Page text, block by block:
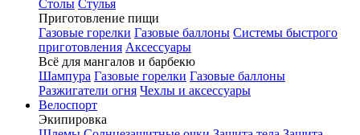
Столы Стулья
Приготовление пищи
Газовые горелки Газовые баллоны Системы быстрого
приготовления Аксессуары
Всё для мангалов и барбекю
Шампура Газовые горелки Газовые баллоны
Разжигатели огня Чехлы и аксессуары
Велоспорт
Экипировка